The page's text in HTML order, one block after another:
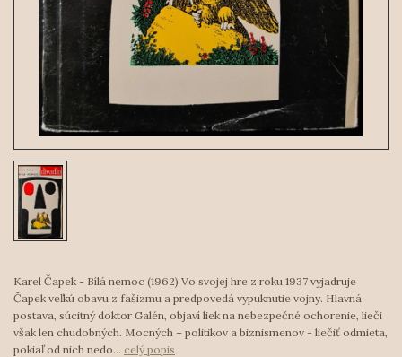
Karel Čapek - Bílá nemoc (1962) Vo svojej hre z roku 1937 vyjadruje
Čapek veľkú obavu z fašizmu a predpovedá vypuknutie vojny. Hlavná
postava, súcitný doktor Galén, objaví liek na nebezpečné ochorenie, lieči
však len chudobných. Mocných – politikov a biznismenov - liečiť odmieta,
pokiaľ od nich nedo... celý popis